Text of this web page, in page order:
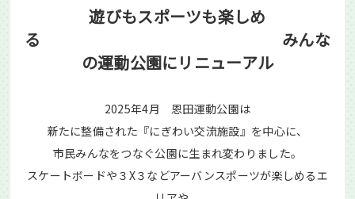
Portugues
遊びもスポーツも楽しめ
る みんな
の運動公園にリニューアル
2025年4月 恩田運動公園は
新たに整備された『にぎわい交流施設』を中心に、
市民みんなをつなぐ公園に生まれ変わりました。
スケートボードや３X３などアーバンスポーツが楽しめるエ